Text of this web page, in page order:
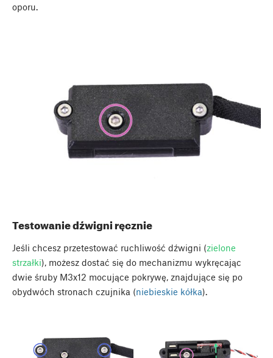
oporu.
Testowanie dźwigni ręcznie
Jeśli chcesz przetestować ruchliwość dźwigni (zielone
strzałki), możesz dostać się do mechanizmu wykręcając
dwie śruby M3x12 mocujące pokrywę, znajdujące się po
obydwóch stronach czujnika (niebieskie kółka).